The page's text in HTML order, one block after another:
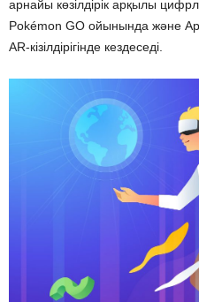
арнайы көзілдірік арқылы
Pokémon GO ойынында және
AR-кізілдірігінде кездеседі.